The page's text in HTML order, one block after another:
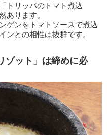
トリッパのトマト煮込
あります。
ゲンをトマトソースで煮込
ンとの相性は抜群です。
ゾット」は締めに必